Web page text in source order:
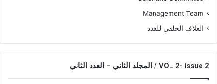
Management Team
الغلاف الخلفي للعدد
VOL 2- Issue 2 / المجلد الثاني – العدد الثاني